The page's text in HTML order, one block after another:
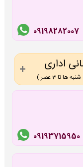
09198282007
اداری
09193715950